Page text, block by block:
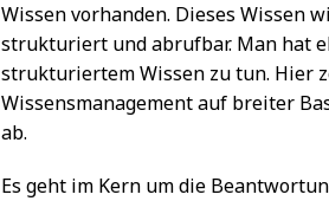
Wissen vorhanden. Dieses Wissen
strukturiert und abrufbar. Man hat
strukturiertem Wissen zu tun. Hier
Wissensmanagement auf breiter
ab.
Es geht im Kern um die